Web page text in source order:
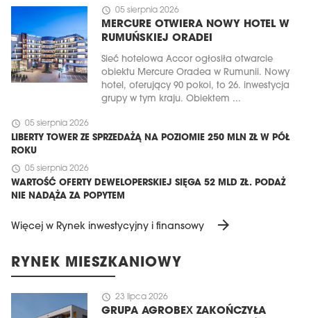
schedule 05 sierpnia 2026
MERCURE OTWIERA NOWY HOTEL W
RUMUŃSKIEJ ORADEI
Sieć hotelowa Accor ogłosiła otwarcie
obiektu Mercure Oradea w Rumunii. Nowy
hotel, oferujący 90 pokoi, to 26. inwestycja
grupy w tym kraju. Obiektem ...
schedule 05 sierpnia 2026
LIBERTY TOWER ZE SPRZEDAŻĄ NA POZIOMIE 250 MLN ZŁ W PÓŁ
ROKU
schedule 05 sierpnia 2026
WARTOŚĆ OFERTY DEWELOPERSKIEJ SIĘGA 52 MLD ZŁ. PODAŻ
NIE NADĄŻA ZA POPYTEM
Więcej w Rynek inwestycyjny i finansowy arrow_forward
RYNEK MIESZKANIOWY
schedule 23 lipca 2026
GRUPA AGROBEX ZAKOŃCZYŁA